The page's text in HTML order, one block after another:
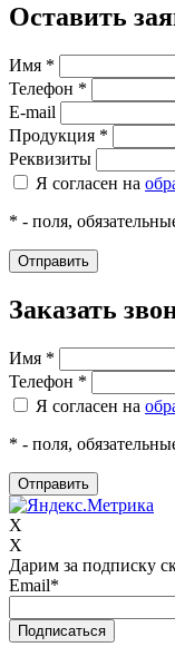
Оставить
Имя *
Телефон *
E-mail
Продукция *
Реквизиты
Я согласен на
* - поля,
Заказать
Имя *
Телефон *
Я согласен на
* - поля,
X
X
Дарим за подписку
Email*